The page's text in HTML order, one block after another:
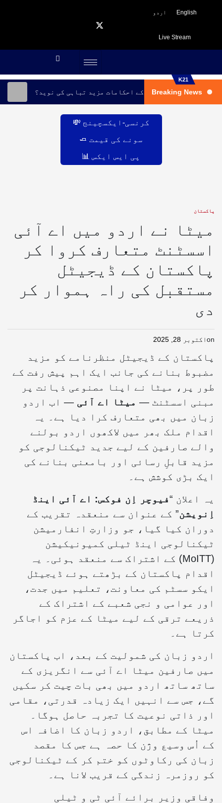
English اردو
Live Stream
K21
Breaking News
ملبے کا ڈھیر، انخلا کے احکامات مزید تباہی کی نوید؟
کرنسی-ایکسچینج 💸
سونے کی قیمت 🧈
پی ایس ایکس 📊
پاکستان
میٹا نے اردو میں اے آئی
اسسٹنٹ متعارف کروا کر
پاکستان کے ڈیجیٹل
مستقبل کی راہ ہموار کر
دی
onاکتوبر 28, 2025
پاکستان کے ڈیجیٹل منظرنامے کو مزید
مضبوط بنانے کی جانب ایک اہم پیش رفت کے
طور پر، میٹا نے اپنا مصنوعی ذہانت پر
مبنی اسسٹنٹ — میٹا اے آئی — اب اردو
زبان میں بھی متعارف کرا دیا ہے۔ یہ
اقدام ملک بھر میں لاکھوں اردو بولنے
والے صارفین کے لیے جدید ٹیکنالوجی کو
مزید قابلِ رسائی اور بامعنی بنانے کی
ایک بڑی کوشش ہے۔
یہ اعلان “فیوچر اِن فوکس: اے آئی اینڈ
اِنویشن” کے عنوان سے منعقدہ تقریب کے
دوران کیا گیا، جو وزارتِ انفارمیشن
ٹیکنالوجی اینڈ ٹیلی کمیونیکیشن
(MoITT) کے اشتراک سے منعقد ہوئی۔ یہ
اقدام پاکستان کے بڑھتے ہوئے ڈیجیٹل
ایکو سسٹم کی معاونت، تعلیم میں جدت،
اور عوامی و نجی شعبے کے اشتراک کے
ذریعے ترقی کے لیے میٹا کے عزم کو اجاگر
کرتا ہے۔
اردو زبان کی شمولیت کے بعد، اب پاکستان
میں صارفین میٹا اے آئی سے انگریزی کے
ساتھ ساتھ اردو میں بھی بات چیت کر سکیں
گے، جس سے انہیں ایک زیادہ قدرتی، مقامی
اور ذاتی نوعیت کا تجربہ حاصل ہوگا۔
میٹا کے مطابق، اردو زبان کا اضافہ اس
کے اُس وسیع وژن کا حصہ ہے جس کا مقصد
زبان کی رکاوٹوں کو ختم کر کے ٹیکنالوجی
کو روزمرہ زندگی کے قریب لانا ہے۔
وفاقی وزیر برائے آئی ٹی و ٹیلی